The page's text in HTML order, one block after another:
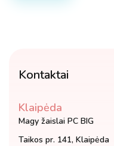
Kontaktai
Klaipėda
Magy žaislai PC BIG
Taikos pr. 141, Klaipėda